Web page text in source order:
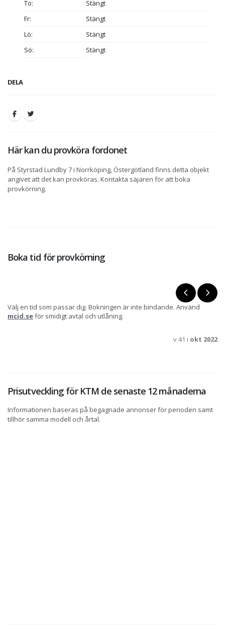
To:
Stängt
Fr:
Stängt
Lö:
Stängt
Sö:
Stängt
DELA
Här kan du provköra fordonet
På Styrstad Lundby 7 i Norrköping, Östergötland finns detta objekt
angivet att det kan provköras. Kontakta säjaren för att boka
provkörning.
Boka tid för provkörning
Välj en tid som passar dig. Bokningen är inte bindande. Använd
mcid.seför smidigt avtal och utlåning.
v 41 i okt 2022
Prisutveckling för KTM de senaste 12 månaderna
Informationen baseras på begagnade annonser för perioden samt
tillhör samma modell och årtal.